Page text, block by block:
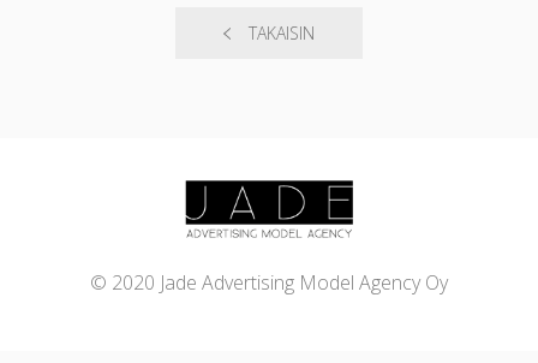
TAKAISIN
© 2020 Jade Advertising Model Agency Oy